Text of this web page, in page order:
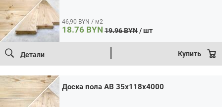
46,90 BYN / м2
19.96BYN
19.96 BYN.
18.76 BYN / шт
Детали Купить
Доска пола AB 35x118x4000
Доска пола AB 35x110x4000
Цена: 17.82 / шт Итого:17.82BYN
Кол-во:
35x110x4000
В корзину
Площадь:0.44м2